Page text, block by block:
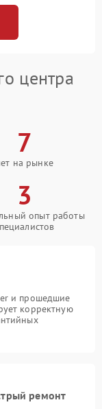
центра
7
на рынке
3
опыт работы
и прошедшие
корректную
ремонт